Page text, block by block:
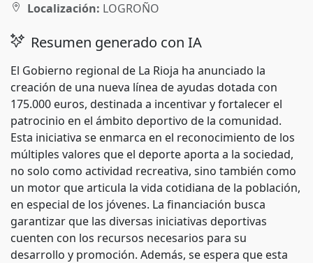
Localización: LOGROÑO
Resumen generado con IA
El Gobierno regional de La Rioja ha anunciado la
creación de una nueva línea de ayudas dotada con
175.000 euros, destinada a incentivar y fortalecer el
patrocinio en el ámbito deportivo de la comunidad.
Esta iniciativa se enmarca en el reconocimiento de los
múltiples valores que el deporte aporta a la sociedad,
no solo como actividad recreativa, sino también como
un motor que articula la vida cotidiana de la población,
en especial de los jóvenes. La financiación busca
garantizar que las diversas iniciativas deportivas
cuenten con los recursos necesarios para su
desarrollo y promoción. Además, se espera que esta